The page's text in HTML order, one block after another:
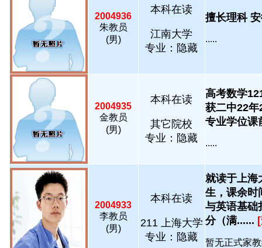
2004936
朱教员
(男)
本科在读
江南大学
专业：隐藏
擅长理科
.....
2004935
金教员
(男)
本科在读
其它院校
专业：隐藏
高考数学
获二中22
专业学位课
.....
2004933
李教员
(男)
本科在读
211 上海大学
专业：隐藏
就读于上海
生，课余时
与英语基础
分（满......
暂无正式家